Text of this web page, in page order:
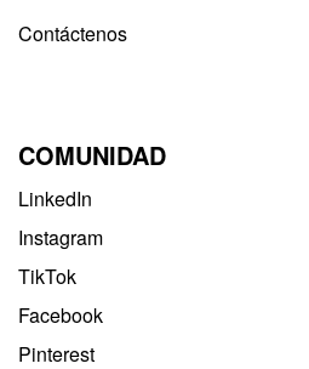
Contáctenos
COMUNIDAD
LinkedIn
Instagram
TikTok
Facebook
Pinterest